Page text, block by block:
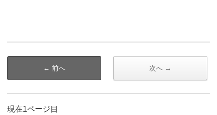
← 前へ 次へ →
現在1ページ目